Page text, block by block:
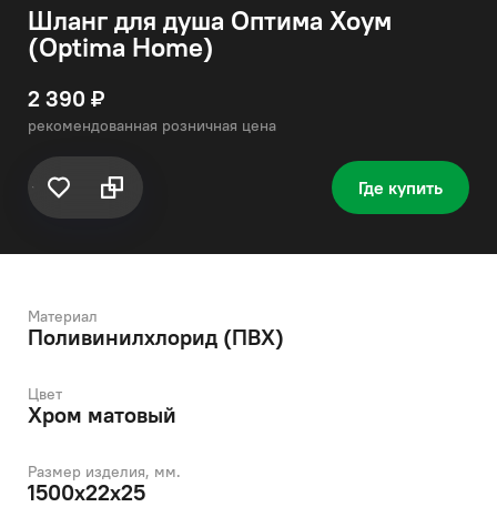
Шланг для душа Оптима Хоум
(Optima Home)
2 390 ₽
рекомендованная розничная цена
Где купить
Материал
Поливинилхлорид (ПВХ)
Цвет
Хром матовый
Размер изделия, мм.
1500х22x25